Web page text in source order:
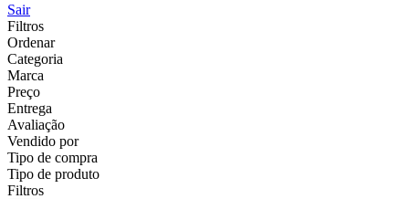
Sair
Filtros
Ordenar
Categoria
Marca
Preço
Entrega
Avaliação
Vendido por
Tipo de compra
Tipo de produto
Filtros